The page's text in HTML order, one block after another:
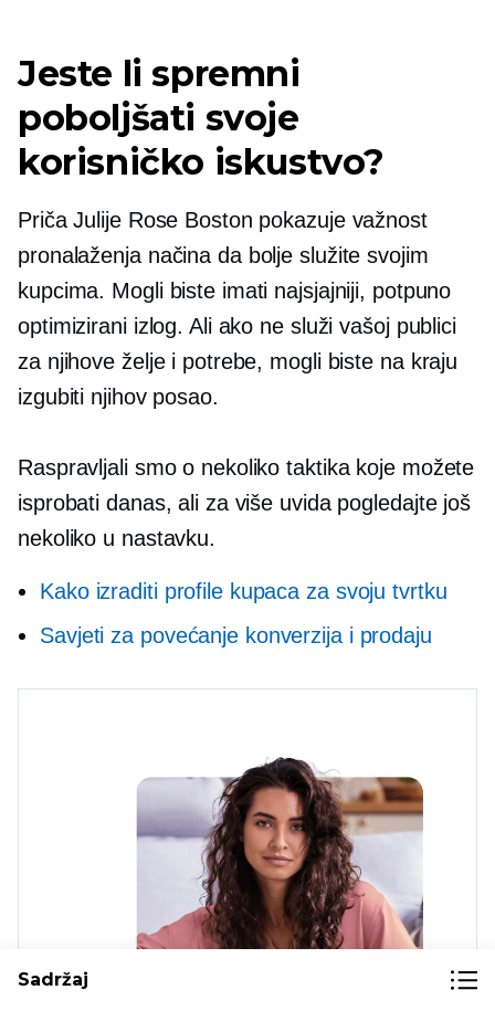
Jeste li spremni
poboljšati svoje
korisničko iskustvo?
Priča Julije Rose Boston pokazuje važnost
pronalaženja načina da bolje služite svojim
kupcima. Mogli biste imati najsjajniji, potpuno
optimizirani izlog. Ali ako ne služi vašoj publici
za njihove želje i potrebe, mogli biste na kraju
izgubiti njihov posao.
Raspravljali smo o nekoliko taktika koje možete
isprobati danas, ali za više uvida pogledajte još
nekoliko u nastavku.
Kako izraditi profile kupaca za svoju tvrtku
Savjeti za povećanje konverzija i prodaju
Sadržaj